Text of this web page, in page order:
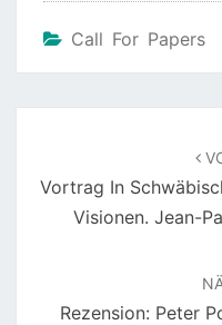
Call For Papers
Vortrag In
Visionen. Jean-
Rezension: Peter